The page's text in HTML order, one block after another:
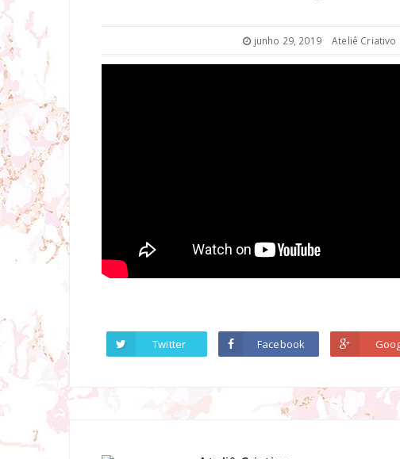
junho 29, 2019 Ateliê Criativo
Twitter Facebook